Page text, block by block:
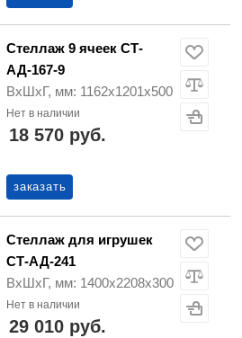
Стеллаж 9 ячеек СТ-
АД-167-9
ВхШхГ, мм: 1162х1201х500
Нет в наличии
18 570 руб.
заказать
Стеллаж для игрушек
СТ-АД-241
ВхШхГ, мм: 1400х2208х300
Нет в наличии
29 010 руб.